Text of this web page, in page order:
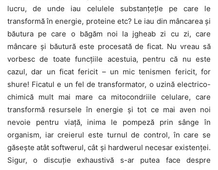
lucru, de unde iau celulele substanțețle pe care le
transformă în energie, proteine etc? Le iau din mâncarea și
băutura pe care o băgăm noi la jgheab zi cu zi, care
mâncare și băutură este procesată de ficat. Nu vreau să
vorbesc de toate funcțiile acestuia, pentru că nu este
cazul, dar un ficat fericit – un mic tenismen fericit, for
shure! Ficatul e un fel de transformator, o uzină electrico-
chimică mult mai mare ca mitocondriile celulare, care
transformă resursele în energie și tot ce mai aven noi
nevoie pentru viață, inima le pompeză prin sânge în
organism, iar creierul este turnul de control, în care se
găsește atât softwerul, cât și hardwerul necesar existenței.
Sigur, o discuție exhaustivă s-ar putea face despre